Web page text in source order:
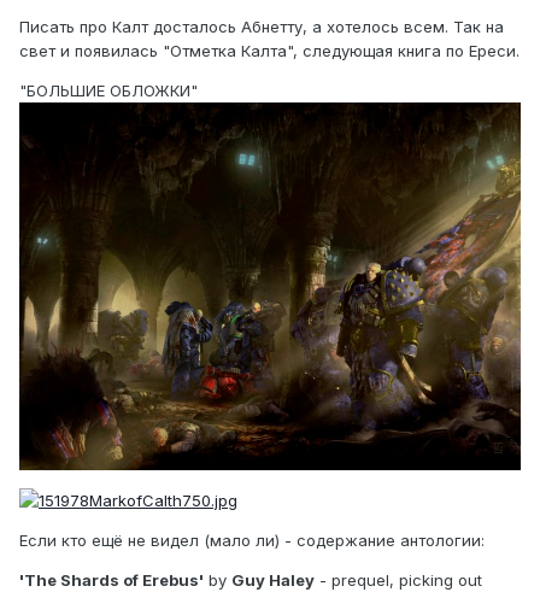
Писать про Калт досталось Абнетту, а хотелось всем. Так на
свет и появилась "Отметка Калта", следующая книга по Ереси.
"БОЛЬШИЕ ОБЛОЖКИ"
Если кто ещё не видел (мало ли) - содержание антологии:
'The Shards of Erebus' by Guy Haley - prequel, picking out